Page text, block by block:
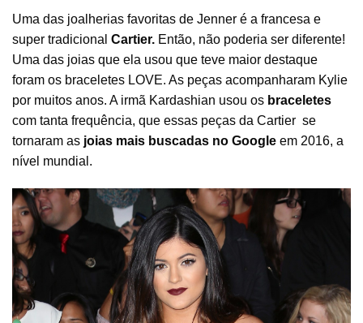
Uma das joalherias favoritas de Jenner é a francesa e
super tradicional Cartier. Então, não poderia ser diferente!
Uma das joias que ela usou que teve maior destaque
foram os braceletes LOVE. As peças acompanharam Kylie
por muitos anos. A irmã Kardashian usou os braceletes
com tanta frequência, que essas peças da Cartier se
tornaram as joias mais buscadas no Google em 2016, a
nível mundial.